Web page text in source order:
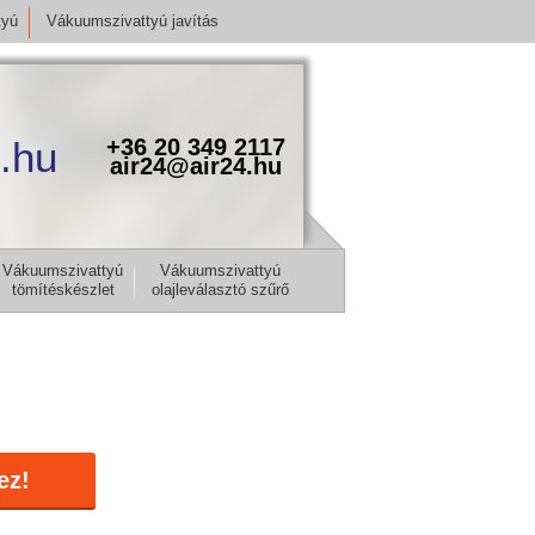
Vákuumszivattyú javítás
+36 20 349 2117
air24@air24.hu
Vákuumszivattyú
tömítéskészlet
Vákuumszivattyú
olajleválasztó szűrő